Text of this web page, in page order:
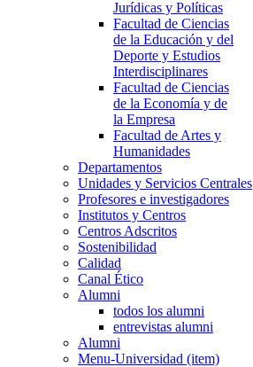
Jurídicas y Políticas
Facultad de Ciencias
de la Educación y del
Deporte y Estudios
Interdisciplinares
Facultad de Ciencias
de la Economía y de
la Empresa
Facultad de Artes y
Humanidades
Departamentos
Unidades y Servicios Centrales
Profesores e investigadores
Institutos y Centros
Centros Adscritos
Sostenibilidad
Calidad
Canal Ético
Alumni
todos los alumni
entrevistas alumni
Alumni
Menu-Universidad (item)